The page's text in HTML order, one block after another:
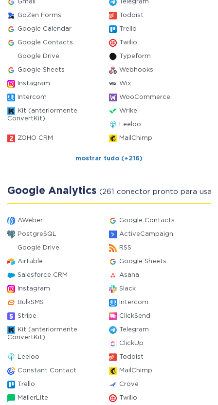
Gmail Telegram
GoZen Forms Todoist
Google Calendar Trello
Google Contacts Twilio
Google Drive Typeform
Google Sheets Webhooks
Instagram Wix
Intercom WooCommerce
Kit (anteriormente
ConvertKit)
Wrike
Leeloo
ZOHO CRM MailChimp
mostrar tudo (+216)
Google Analytics (261 conector pronto para usar)
AWeber Google Contacts
PostgreSQL ActiveCampaign
Google Drive RSS
Airtable Google Sheets
Salesforce CRM Asana
Instagram Slack
BulkSMS Intercom
Stripe ClickSend
Kit (anteriormente
ConvertKit)
Telegram
ClickUp
Leeloo Todoist
Constant Contact MailChimp
Trello Crove
MailerLite Twilio